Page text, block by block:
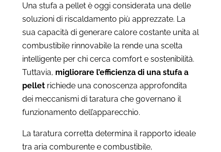
Una stufa a pellet è oggi considerata una delle
soluzioni di riscaldamento più apprezzate. La
sua capacità di generare calore costante unita al
combustibile rinnovabile la rende una scelta
intelligente per chi cerca comfort e sostenibilità.
Tuttavia, migliorare l’efficienza di una stufa a
pelletrichiede una conoscenza approfondita
dei meccanismi di taratura che governano il
funzionamento dell’apparecchio.
La taratura corretta determina il rapporto ideale
tra aria comburente e combustibile,